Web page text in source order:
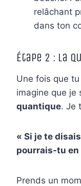
relâchant
dans ton
Étape 2 : La
Une fois que
imagine que je
quantique. Je
« Si je te
pourrais-tu en
Prends un